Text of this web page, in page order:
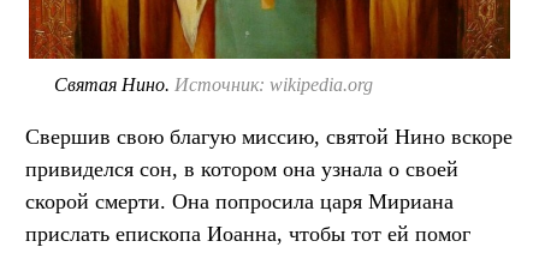
Святая Нино. Источник: wikipedia.org
Свершив свою благую миссию, святой Нино вскоре
привиделся сон, в котором она узнала о своей
скорой смерти. Она попросила царя Мириана
прислать епископа Иоанна, чтобы тот ей помог